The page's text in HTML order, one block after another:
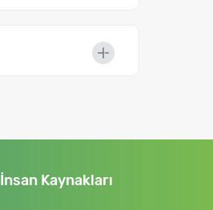
İnsan Kaynakları